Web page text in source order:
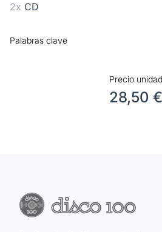
2x CD
Palabras clave
Precio unidad
28,50 €